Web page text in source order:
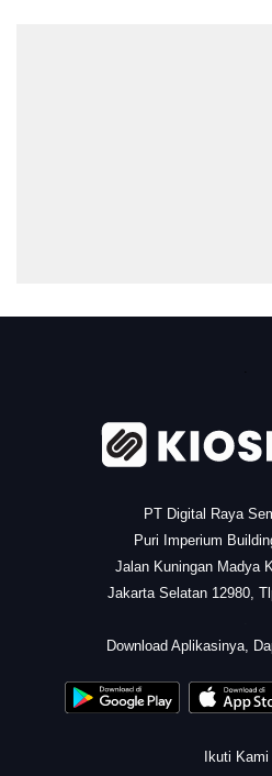
PT Digital Raya
Puri Imperium
Jalan Kuningan Madya
Jakarta Selatan 12980,
Download Aplikasinya,
Ikuti